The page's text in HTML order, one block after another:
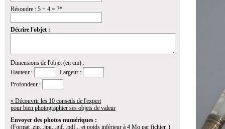
Résoudre : 5 + 4 = ?*
Décrire l'objet :
Dimensions de l'objet (en cm) :
Hauteur :
Largeur :
Profondeur :
» Découvrir les 10 conseils de l'expert
pour bien photographier ses objets de valeur
Envoyer des photos numériques :
(Format .zip, .jpg, .gif, .pdf... et poids inférieur à 4 Mo par fichier. )